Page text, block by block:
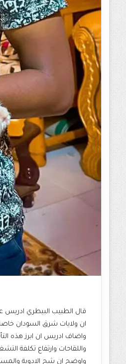
قال الطبيب البيطري ادريس
ان ولايات شرق السودان
واضاف ادريس ان ابرز هذه
واللقاحات وارتفاع تكلفة
واوضح ان شح الادوية